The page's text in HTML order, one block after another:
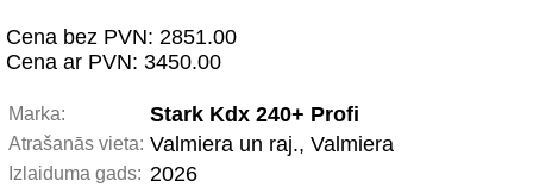
Cena bez PVN: 2851.00
Cena ar PVN: 3450.00
Marka: Stark Kdx 240+ Profi
Atrašanās vieta: Valmiera un raj., Valmiera
Izlaiduma gads: 2026